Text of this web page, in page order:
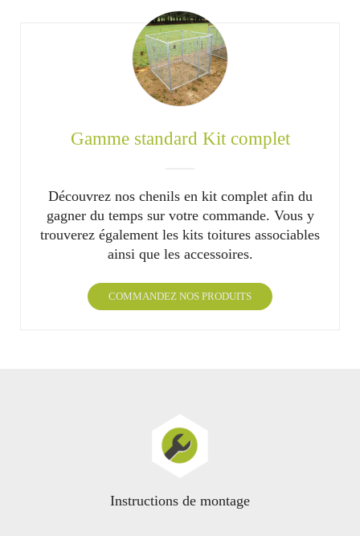
Gamme standard Kit complet
Découvrez nos chenils en kit complet afin du
gagner du temps sur votre commande. Vous y
trouverez également les kits toitures associables
ainsi que les accessoires.
COMMANDEZ NOS PRODUITS
Instructions de montage